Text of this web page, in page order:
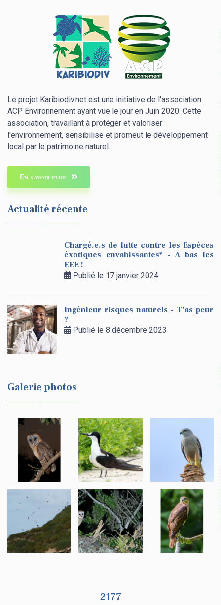
Le projet Karibiodiv.net est une initiative de l'association
ACP Environnement ayant vue le jour en Juin 2020. Cette
association, travaillant à protéger et valoriser
l'environnement, sensibilise et promeut le développement
local par le patrimoine naturel.
En savoir plus
Actualité récente
Chargé.e.s de lutte contre les Espèces
éxotiques envahissantes* - A bas les
EEE !
Publié le 17 janvier 2024
Ingénieur risques naturels - T’as peur
?
Publié le 8 décembre 2023
Galerie photos
2177